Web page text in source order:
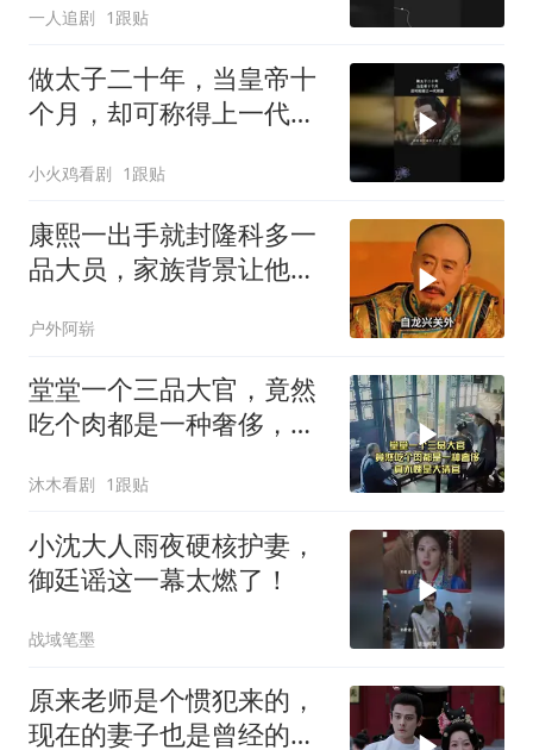
一人追剧 1跟贴
做太子二十年，当皇帝十
个月，却可称得上一代明
小火鸡看剧 1跟贴
康熙一出手就封隆科多一
品大员，家族背景让他平
户外阿崭
堂堂一个三品大官，竟然
吃个肉都是一种奢侈，真
沐木看剧 1跟贴
小沈大人雨夜硬核护妻，
御廷谣这一幕太燃了！
战域笔墨
原来老师是个惯犯来的，
现在的妻子也是曾经的学